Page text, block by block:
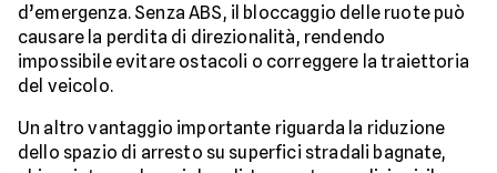
d’emergenza. Senza ABS, il bloccaggio delle ruote può
causare la perdita di direzionalità, rendendo
impossibile evitare ostacoli o correggere la traiettoria
del veicolo.
Un altro vantaggio importante riguarda la riduzione
dello spazio di arresto su superfici stradali bagnate,